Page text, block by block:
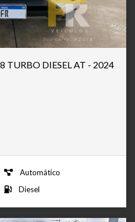
TURBO DIESEL AT - 2024
Automático
Diesel